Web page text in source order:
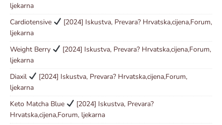
ljekarna
Cardiotensive
[2024] Iskustva, Prevara? Hrvatska,cijena,Forum,
ljekarna
Weight Berry
[2024] Iskustva, Prevara? Hrvatska,cijena,Forum,
ljekarna
Diaxil
[2024] Iskustva, Prevara? Hrvatska,cijena,Forum,
ljekarna
Keto Matcha Blue
[2024] Iskustva, Prevara?
Hrvatska,cijena,Forum, ljekarna